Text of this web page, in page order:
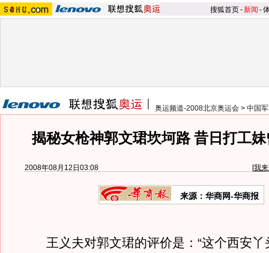
搜狐首页-新闻 -
奥运频道-2008北京奥运会 > 中国
揭秘女枪神郭文珺坎坷路 昔日打工
2008年08月12日03:08 [我
来源：华商网-华商报
王义夫对郭文珺的评价是：“这个西安丫